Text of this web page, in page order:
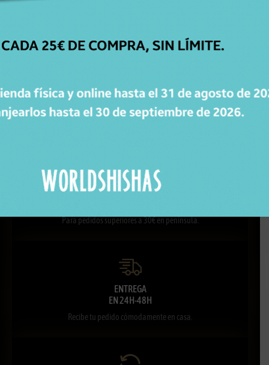
ATENCIÓN
PERSONALIZADA
ENVÍOS
Para pedidos superiores a 30€ en península.
ENTREGA
EN 24H-48H
Recibe tu pedido cómodamente en casa.